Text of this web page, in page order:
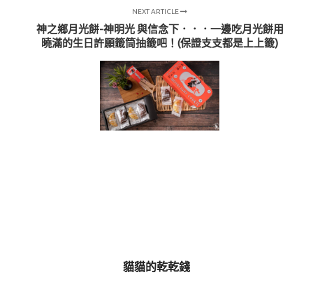
NEXT ARTICLE
神之鄉月光餅-神明光 與信念下．．．一邊吃月光餅用
曉滿的生日許願籤筒抽籤吧！(保證支支都是上上籤)
貓貓的乾乾錢